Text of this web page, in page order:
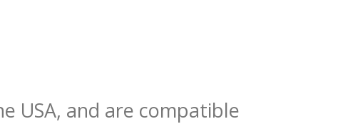
USA, and are compatible